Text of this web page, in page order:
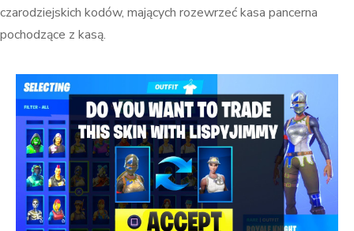
czarodziejskich kodów, mających rozewrzeć kasa pancerna
pochodzące z kasą.